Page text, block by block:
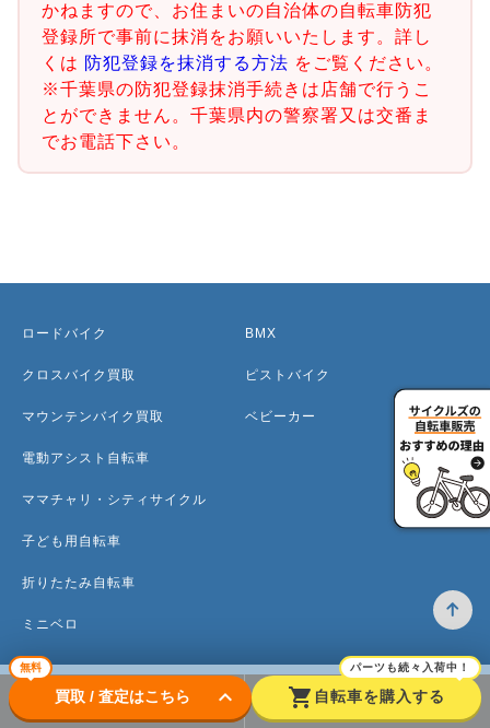
かねますので、お住まいの自治体の自転車防犯
登録所で事前に抹消をお願いいたします。詳し
くは 防犯登録を抹消する方法 をご覧ください。
※千葉県の防犯登録抹消手続きは店舗で行うこ
とができません。千葉県内の警察署又は交番ま
でお電話下さい。
無料
買取 / 査定はこちら keyboard_arrow_down shopping_cart
パーツも続々入荷中！
自転車を購入する
ロードバイク
クロスバイク買取
マウンテンバイク買取
電動アシスト自転車
ママチャリ・シティサイクル
子ども用自転車
折りたたみ自転車
ミニベロ
BMX
ピストバイク
ベビーカー
トップ 高価買取のワケ